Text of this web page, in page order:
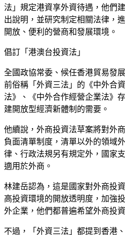
法」規定港資享外資待遇，他們
出說明，並研究制定相關法律，
開放、便利的營商和發展環境。
倡訂「港澳台投資法」
全國政協常委、候任香港貿易發
前俗稱「外資三法」的《中外合
法》、《中外合作經營企業法》
建開放型經濟新體制的需要。
他續說，外商投資法草案將對外
負面清單制度，清單以外的領域
律、行政法規另有規定外，國家
適用於外商。
林建岳認為，這是國家對外商投
高投資環境的開放透明度，加強
外企業，他們都普遍希望外商投
不過，「外資三法」都提到香港